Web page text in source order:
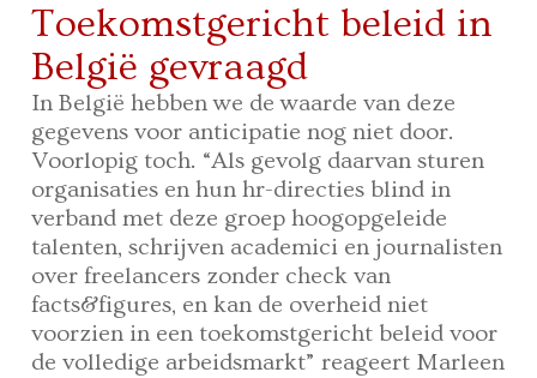
Toekomstgericht beleid in
België gevraagd
In België hebben we de waarde van deze
gegevens voor anticipatie nog niet door.
Voorlopig toch. “Als gevolg daarvan sturen
organisaties en hun hr-directies blind in
verband met deze groep hoogopgeleide
talenten, schrijven academici en journalisten
over freelancers zonder check van
facts&figures, en kan de overheid niet
voorzien in een toekomstgericht beleid voor
de volledige arbeidsmarkt” reageert Marleen